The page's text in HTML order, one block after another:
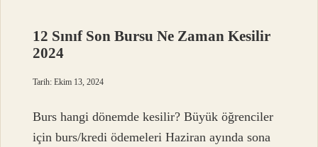
12 Sınıf Son Bursu Ne Zaman Kesilir
2024
Tarih: Ekim 13, 2024
Burs hangi dönemde kesilir? Büyük öğrenciler
için burs/kredi ödemeleri Haziran ayında sona